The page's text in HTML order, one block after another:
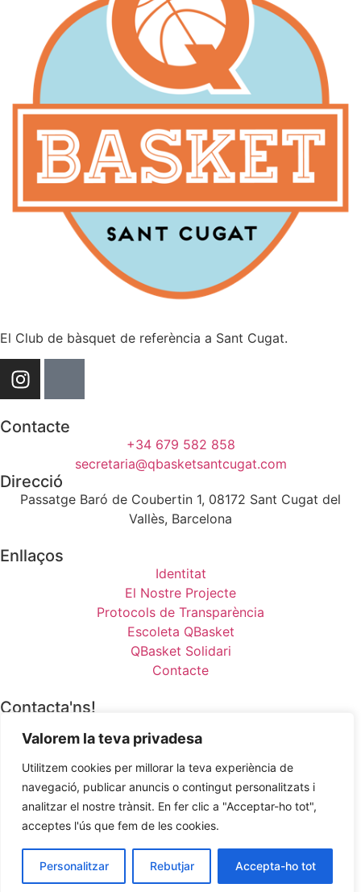
Valorem la teva privadesa
Utilitzem cookies per millorar la teva experiència de
navegació, publicar anuncis o contingut personalitzats i
analitzar el nostre trànsit. En fer clic a "Acceptar-ho tot",
acceptes l'ús que fem de les cookies.
Personalitzar Rebutjar Accepta-ho tot
El Club de bàsquet de referència a Sant Cugat.
Contacte
+34 679 582 858
secretaria@qbasketsantcugat.com
Direcció
Passatge Baró de Coubertin 1, 08172 Sant Cugat del
Vallès, Barcelona
Enllaços
Identitat
El Nostre Projecte
Protocols de Transparència
Escoleta QBasket
QBasket Solidari
Contacte
Contacta'ns!
Trucar
Copyright © 2026 QBasket Sant Cugat
Dissenyat per Tomas Mullor
Política de Privacitat Accessibilitat Condicions Botiga